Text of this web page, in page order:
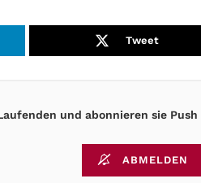
Tweet
und abonnieren sie
ABMELDEN